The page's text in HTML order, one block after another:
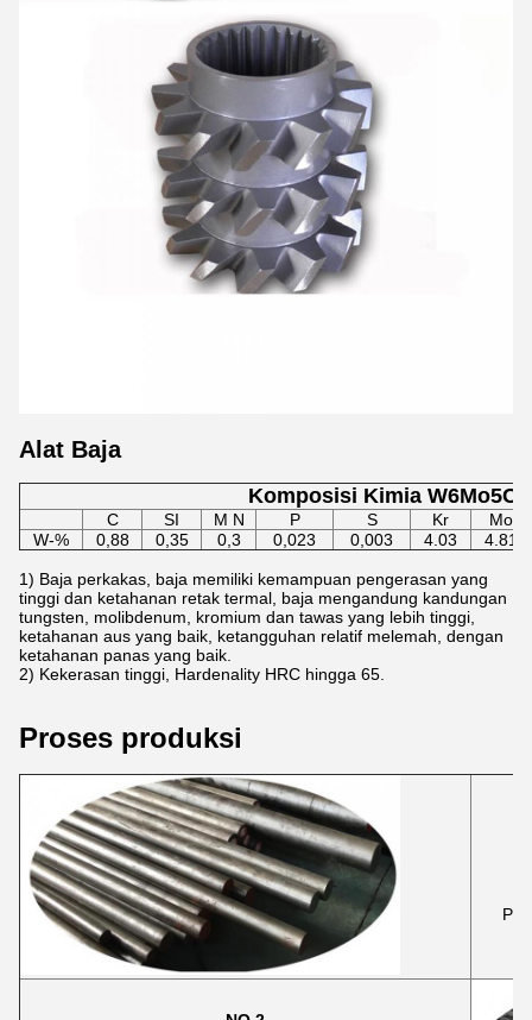
Alat Baja
Komposisi Kimia
C SI M N P S Kr
Mo
W-%
0,88 0,35 0,3 0,023 0,003 4.03 4.81
1) Baja perkakas, baja memiliki kemampuan pengerasan yang
tinggi dan ketahanan retak termal, baja mengandung kandungan
tungsten, molibdenum, kromium dan tawas yang lebih tinggi,
ketahanan aus yang baik, ketangguhan relatif melemah, dengan
ketahanan panas yang baik.
2) Kekerasan tinggi, Hardenality HRC hingga 65.
Proses produksi